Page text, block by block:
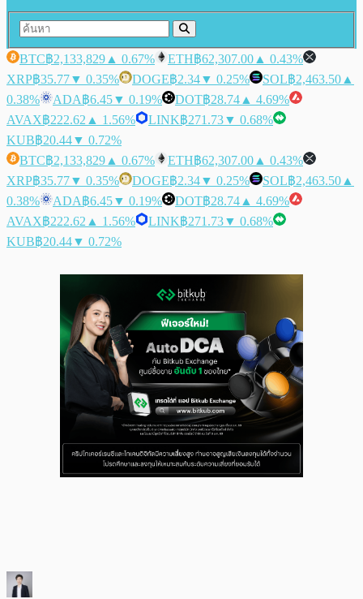
BTC฿2,133,829 ▲ 0.67% ETH฿62,307.00 ▲ 0.43%
XRP฿35.77▼ 0.35% DOGE฿2.34▼ 0.25% SOL฿2,463.50 ▲
0.38%
ADA฿6.45▼ 0.19% DOT฿28.74 ▲ 4.69%
AVAX฿222.62 ▲ 1.56% LINK฿271.73▼ 0.68%
KUB฿20.44▼ 0.72%
BTC฿2,133,829 ▲ 0.67% ETH฿62,307.00 ▲ 0.43%
XRP฿35.77▼ 0.35% DOGE฿2.34▼ 0.25% SOL฿2,463.50 ▲
0.38%
ADA฿6.45▼ 0.19% DOT฿28.74 ▲ 4.69%
AVAX฿222.62 ▲ 1.56% LINK฿271.73▼ 0.68%
KUB฿20.44▼ 0.72%